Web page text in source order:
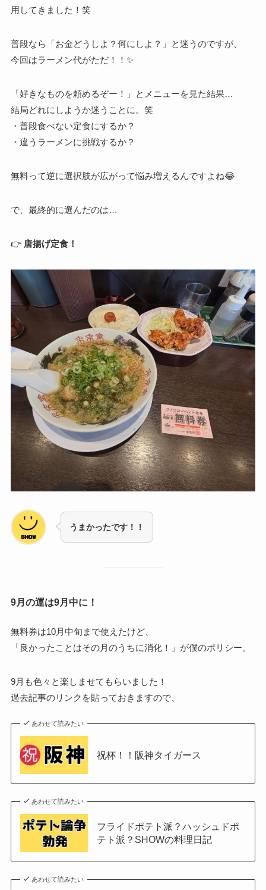
用してきました！笑
普段なら「お金どうしよ？何にしよ？」と迷うのですが、
今回はラーメン代がただ！！✨
「好きなものを頼めるぞー！」とメニューを見た結果…
結局どれにしようか迷うことに。笑
・普段食べない定食にするか？
・違うラーメンに挑戦するか？
無料って逆に選択肢が広がって悩み増えるんですよね😂
で、最終的に選んだのは…
👉 唐揚げ定食！
うまかったです！！
9月の運は9月中に！
無料券は10月中旬まで使えたけど、
「良かったことはその月のうちに消化！」が僕のポリシー。
9月も色々と楽しませてもらいました！
過去記事のリンクを貼っておきますので、
あわせて読みたい
祝杯！！阪神タイガース
あわせて読みたい
フライドポテト派？ハッシュドポ
テト派？SHOWの料理日記
あわせて読みたい